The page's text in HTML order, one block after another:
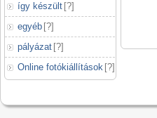
így készült [?]
egyéb [?]
pályázat [?]
Online fotókiállítások [?]